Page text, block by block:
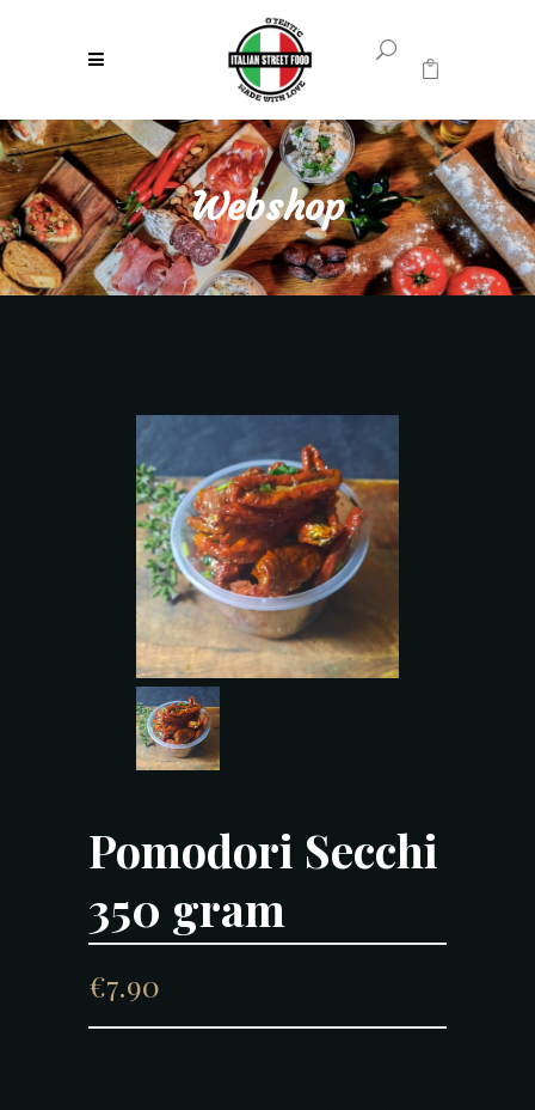
0
Geen producten in uw winkelwagen.
Webshop
Pomodori Secchi
350 gram
€7.90